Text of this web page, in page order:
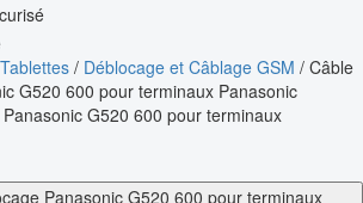
/ Déblocage et Câblage GSM / Câble
G520 600 pour terminaux Panasonic